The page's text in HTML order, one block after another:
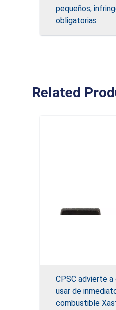
pequeños;
obligatorias
Related
CPSC advierte
usar de
combustible